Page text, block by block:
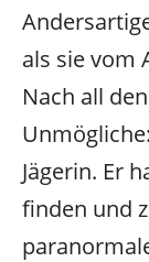
als sie vom
Nach all
Jägerin. Er
finden und